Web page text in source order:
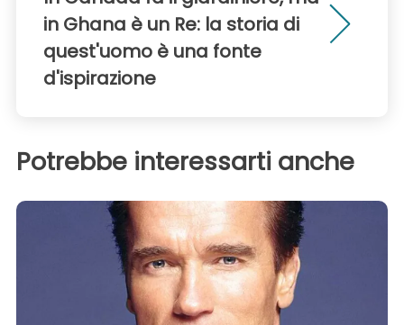
in Ghana è un Re: la storia di
quest'uomo è una fonte
d'ispirazione
Potrebbe interessarti anche